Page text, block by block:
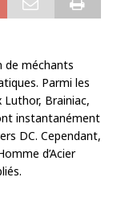
de méchants
Parmi les
Brainiac,
instantanément
DC. Cependant,
d’Acier